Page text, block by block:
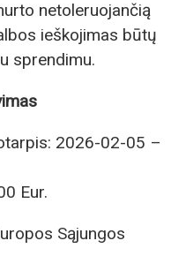
netoleruojančią
ieškojimas būtų
sprendimu.
2026-02-05 –
Eur.
Sąjungos